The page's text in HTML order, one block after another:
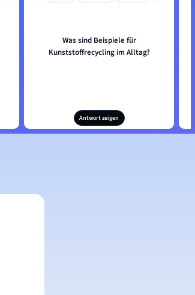
Was sind Beispiele für
Kunststoffrecycling im Alltag?
Antwort zeigen